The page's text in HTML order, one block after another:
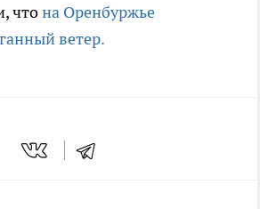
чтона Оренбуржье
ветер.